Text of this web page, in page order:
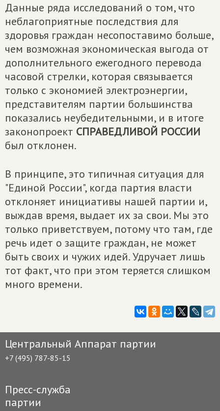
Данные ряда исследований о том, что
неблагоприятные последствия для
здоровья граждан несопоставимо больше,
чем возможная экономическая выгода от
дополнительного ежегодного перевода
часовой стрелки, которая связывается
только с экономией электроэнергии,
представителям партии большинства
показались неубедительными, и в итоге
законопроект СПРАВЕДЛИВОЙ РОССИИ
был отклонен.
В принципе, это типичная ситуация для
"Единой России", когда партия власти
отклоняет инициативы нашей партии и,
выждав время, выдает их за свои. Мы это
только приветствуем, потому что там, где
речь идет о защите граждан, не может
быть своих и чужих идей. Удручает лишь
тот факт, что при этом теряется слишком
много времени.
Центральный Аппарат партии
+7 (495) 787-85-15
Пресс-служба
партии